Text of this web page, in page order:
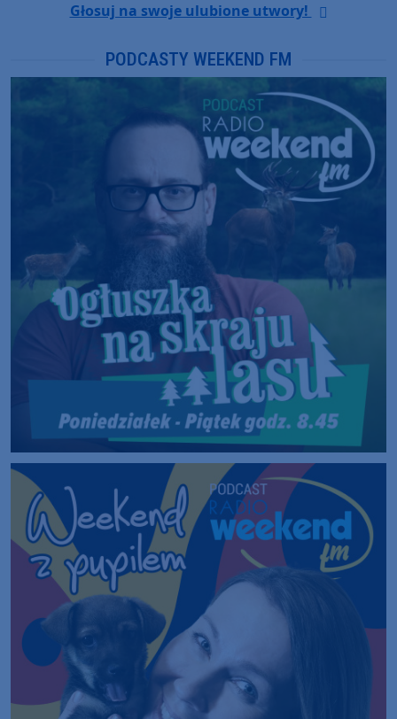
Głosuj na swoje ulubione utwory!
PODCASTY WEEKEND FM